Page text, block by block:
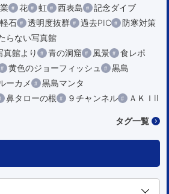
花 虹 西表島
記念ダイブ
軽石 透明度抜群 過去PIC
防寒対策
らない写真館
真館より
青の洞窟 風景
食レポ
黄色のジョーフィッシュ
黒島
ーカメ
黒島マンタ
鼻タローの根 ９チャンネル ＡＫＩⅡ
タグ一覧